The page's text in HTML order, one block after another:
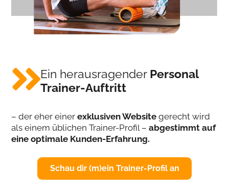
Ein herausragender Personal
Trainer-Auftritt
– der eher einerexklusiven Website gerecht wird
als einem üblichen Trainer-Profil –abgestimmt auf
eine optimale Kunden-Erfahrung.
Schau dir (m)ein Trainer-Profil an